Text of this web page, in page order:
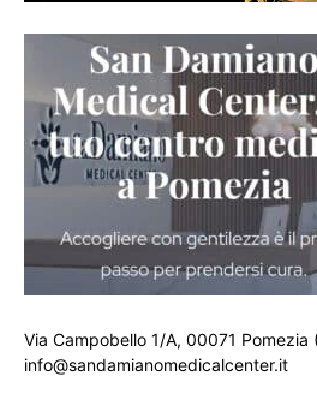
Via Campobello 1/A, 00071
info@sandamianomedicalcenter.it